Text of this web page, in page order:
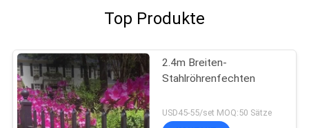
Top Produkte
2.4m Breiten-
Stahlröhrenfechten
USD45-55/set MOQ:50 Sätze